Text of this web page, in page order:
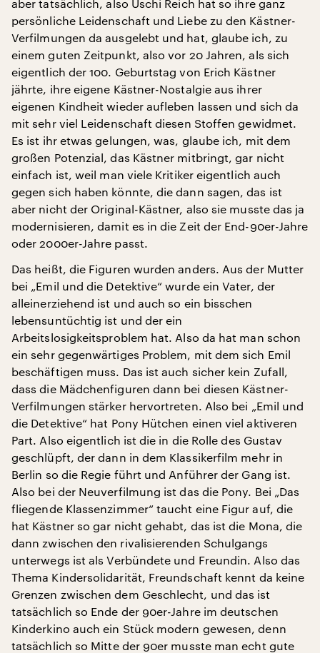
aber tatsächlich, also Uschi Reich hat so ihre ganz
persönliche Leidenschaft und Liebe zu den Kästner-
Verfilmungen da ausgelebt und hat, glaube ich, zu
einem guten Zeitpunkt, also vor 20 Jahren, als sich
eigentlich der 100. Geburtstag von Erich Kästner
jährte, ihre eigene Kästner-Nostalgie aus ihrer
eigenen Kindheit wieder aufleben lassen und sich da
mit sehr viel Leidenschaft diesen Stoffen gewidmet.
Es ist ihr etwas gelungen, was, glaube ich, mit dem
großen Potenzial, das Kästner mitbringt, gar nicht
einfach ist, weil man viele Kritiker eigentlich auch
gegen sich haben könnte, die dann sagen, das ist
aber nicht der Original-Kästner, also sie musste das ja
modernisieren, damit es in die Zeit der End-90er-Jahre
oder 2000er-Jahre passt.
Das heißt, die Figuren wurden anders. Aus der Mutter
bei „Emil und die Detektive“ wurde ein Vater, der
alleinerziehend ist und auch so ein bisschen
lebensuntüchtig ist und der ein
Arbeitslosigkeitsproblem hat. Also da hat man schon
ein sehr gegenwärtiges Problem, mit dem sich Emil
beschäftigen muss. Das ist auch sicher kein Zufall,
dass die Mädchenfiguren dann bei diesen Kästner-
Verfilmungen stärker hervortreten. Also bei „Emil und
die Detektive“ hat Pony Hütchen einen viel aktiveren
Part. Also eigentlich ist die in die Rolle des Gustav
geschlüpft, der dann in dem Klassikerfilm mehr in
Berlin so die Regie führt und Anführer der Gang ist.
Also bei der Neuverfilmung ist das die Pony. Bei „Das
fliegende Klassenzimmer“ taucht eine Figur auf, die
hat Kästner so gar nicht gehabt, das ist die Mona, die
dann zwischen den rivalisierenden Schulgangs
unterwegs ist als Verbündete und Freundin. Also das
Thema Kindersolidarität, Freundschaft kennt da keine
Grenzen zwischen dem Geschlecht, und das ist
tatsächlich so Ende der 90er-Jahre im deutschen
Kinderkino auch ein Stück modern gewesen, denn
tatsächlich so Mitte der 90er musste man echt gute